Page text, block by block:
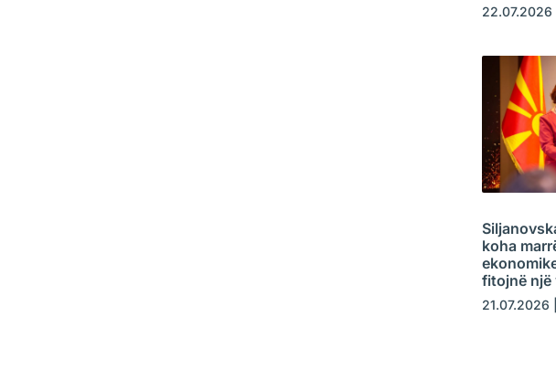
22.07.2026
koha
fitojnë një
21.07.2026